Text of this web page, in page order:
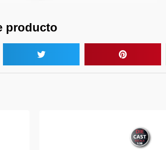
producto